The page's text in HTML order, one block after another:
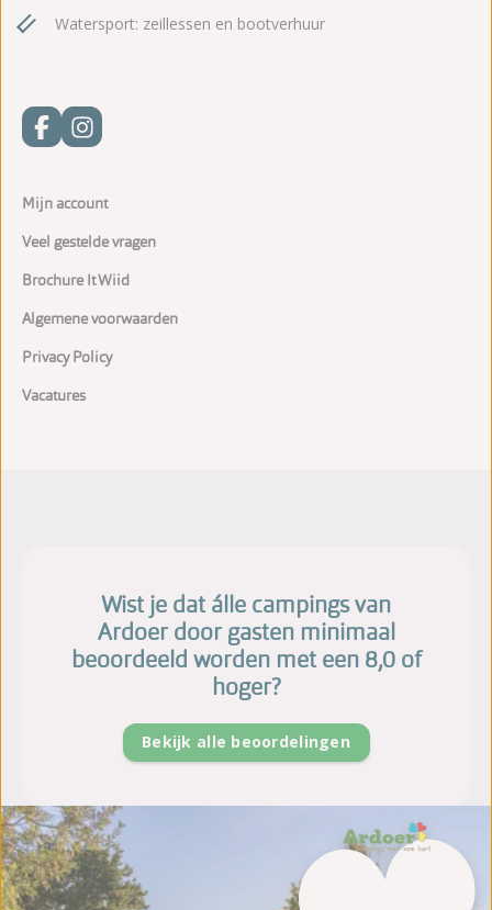
Watersport: zeillessen en bootverhuur
Mijn account
Veel gestelde vragen
Brochure It Wiid
Algemene voorwaarden
Privacy Policy
Vacatures
Wist je dat álle campings van
Ardoer door gasten minimaal
beoordeeld worden met een 8,0 of
hoger?
Bekijk alle beoordelingen